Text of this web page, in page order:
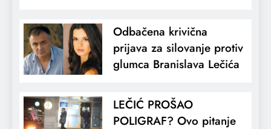
Odbačena krivična
prijava za silovanje protiv
glumca Branislava Lečića
LEČIĆ PROŠAO
POLIGRAF? Ovo pitanje